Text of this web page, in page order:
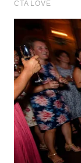
WN
SURABAYA
WN
NATUNA
WN
BINTAN
WN
MANDALIKA